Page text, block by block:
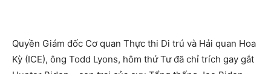
Quyền Giám đốc Cơ quan Thực thi Di trú và Hải quan Hoa
Kỳ (ICE), ông Todd Lyons, hôm thứ Tư đã chỉ trích gay gắt